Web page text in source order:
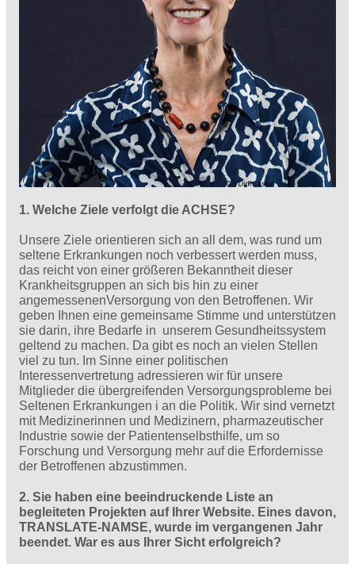
1. Welche Ziele verfolgt die ACHSE?
Unsere Ziele orientieren sich an all dem, was rund um
seltene Erkrankungen noch verbessert werden muss,
das reicht von einer größeren Bekanntheit dieser
Krankheitsgruppen an sich bis hin zu einer
angemessenenVersorgung von den Betroffenen. Wir
geben Ihnen eine gemeinsame Stimme und unterstützen
sie darin, ihre Bedarfe in unserem Gesundheitssystem
geltend zu machen. Da gibt es noch an vielen Stellen
viel zu tun. Im Sinne einer politischen
Interessenvertretung adressieren wir für unsere
Mitglieder die übergreifenden Versorgungsprobleme bei
Seltenen Erkrankungen i an die Politik. Wir sind vernetzt
mit Medizinerinnen und Medizinern, pharmazeutischer
Industrie sowie der Patientenselbsthilfe, um so
Forschung und Versorgung mehr auf die Erfordernisse
der Betroffenen abzustimmen.
2. Sie haben eine beeindruckende Liste an
begleiteten Projekten auf Ihrer Website. Eines davon,
TRANSLATE-NAMSE, wurde im vergangenen Jahr
beendet. War es aus Ihrer Sicht erfolgreich?